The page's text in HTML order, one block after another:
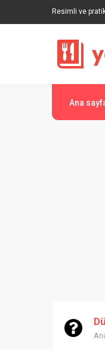
Resimli ve
Ana